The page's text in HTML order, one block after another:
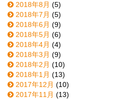
2018年8月 (5)
2018年7月 (5)
2018年6月 (9)
2018年5月 (6)
2018年4月 (4)
2018年3月 (9)
2018年2月 (10)
2018年1月 (13)
2017年12月 (10)
2017年11月 (13)